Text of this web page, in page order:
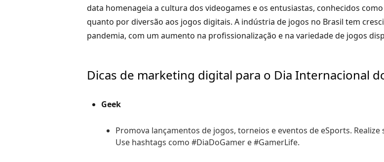
data homenageia a cultura dos videogames e os entusiastas, conhecidos
quanto por diversão aos jogos digitais. A indústria de jogos no Brasil tem
pandemia, com um aumento na profissionalização e na variedade de jogos
Dicas de marketing digital para o Dia Internacional
Geek
Promova lançamentos de jogos, torneios e eventos de eSports.
Use hashtags como #DiaDoGamer e #GamerLife.